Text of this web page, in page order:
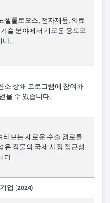
셀룰로오스, 전자제품, 의료
술 분야에서 새로운 용도로
다.
소 상쇄 프로그램에 참여하
을 수 있습니다.
티브는 새로운 수출 경로를
유 작물의 국제 시장 접근성
다.
업 (2024)